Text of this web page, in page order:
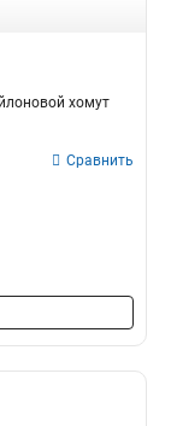
хомут
Сравнить